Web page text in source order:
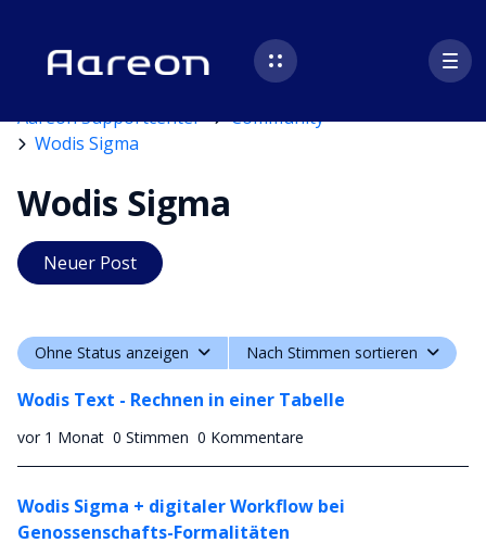
Aareon Supportcenter
Community
Wodis Sigma
Wodis Sigma
Neuer Post
Ohne Status anzeigen Nach Stimmen sortieren
Wodis Text - Rechnen in einer Tabelle
vor 1 Monat 0 Stimmen 0 Kommentare
Wodis Sigma + digitaler Workflow bei
Genossenschafts-Formalitäten